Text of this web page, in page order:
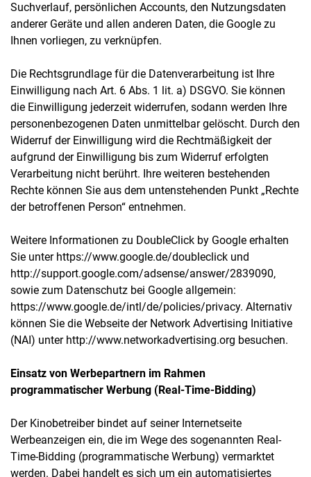
Suchverlauf, persönlichen Accounts, den Nutzungsdaten
anderer Geräte und allen anderen Daten, die Google zu
Ihnen vorliegen, zu verknüpfen.
Die Rechtsgrundlage für die Datenverarbeitung ist Ihre
Einwilligung nach Art. 6 Abs. 1 lit. a) DSGVO. Sie können
die Einwilligung jederzeit widerrufen, sodann werden Ihre
personenbezogenen Daten unmittelbar gelöscht. Durch den
Widerruf der Einwilligung wird die Rechtmäßigkeit der
aufgrund der Einwilligung bis zum Widerruf erfolgten
Verarbeitung nicht berührt. Ihre weiteren bestehenden
Rechte können Sie aus dem untenstehenden Punkt „Rechte
der betroffenen Person“ entnehmen.
Weitere Informationen zu DoubleClick by Google erhalten
Sie unter https://www.google.de/doubleclick und
http://support.google.com/adsense/answer/2839090,
sowie zum Datenschutz bei Google allgemein:
https://www.google.de/intl/de/policies/privacy. Alternativ
können Sie die Webseite der Network Advertising Initiative
(NAI) unter http://www.networkadvertising.org besuchen.
Einsatz von Werbepartnern im Rahmen
programmatischer Werbung (Real-Time-Bidding)
Der Kinobetreiber bindet auf seiner Internetseite
Werbeanzeigen ein, die im Wege des sogenannten Real-
Time-Bidding (programmatische Werbung) vermarktet
werden. Dabei handelt es sich um ein automatisiertes